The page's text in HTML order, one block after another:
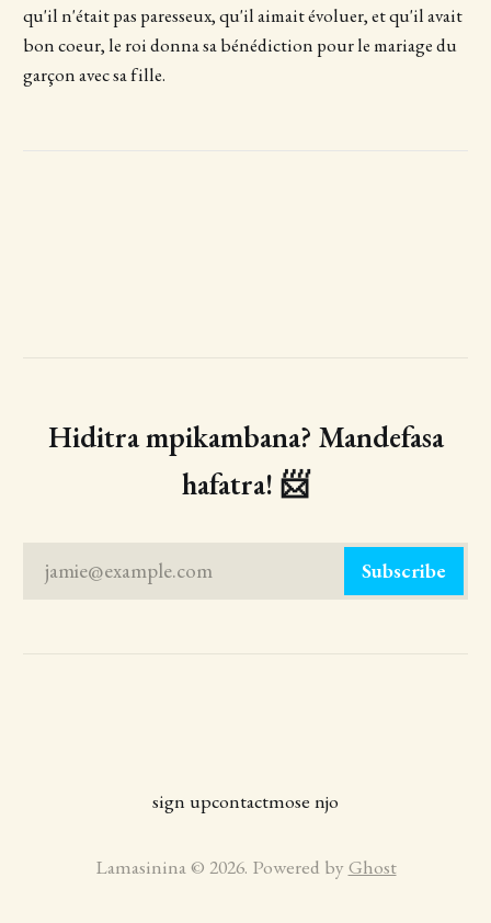
qu'il n'était pas paresseux, qu'il aimait évoluer, et qu'il avait
bon coeur, le roi donna sa bénédiction pour le mariage du
garçon avec sa fille.
Hiditra mpikambana? Mandefasa
hafatra! 📨
jamie@example.com Subscribe
sign upcontactmose njo
Lamasinina © 2026. Powered by Ghost